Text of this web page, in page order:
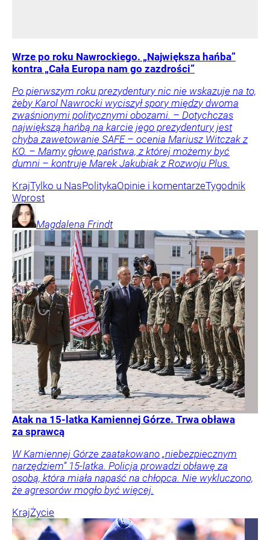
Wrze po roku Nawrockiego. „Największa hańba”
kontra „Cała Europa nam go zazdrości”
Po pierwszym roku prezydentury nic nie wskazuje na to,
żeby Karol Nawrocki wyciszył spory między dwoma
zwaśnionymi politycznymi obozami. – Dotychczas
największą hańbą na karcie jego prezydentury jest
chyba zawetowanie SAFE – ocenia Mariusz Witczak z
KO. – Mamy głowę państwa, z której możemy być
dumni – kontruje Marek Jakubiak z Rozwoju Plus.
KrajTylko u NasPolitykaOpinie i komentarzeTygodnik
Wprost
Magdalena Frindt
Atak na 15-latka Kamiennej Górze. Trwa obława
za sprawcą
W Kamiennej Górze zaatakowano „niebezpiecznym
narzędziem” 15-latka. Policja prowadzi obławę za
osobą, która miała napaść na chłopca. Nie wykluczono,
że agresorów mogło być więcej.
KrajŻycie